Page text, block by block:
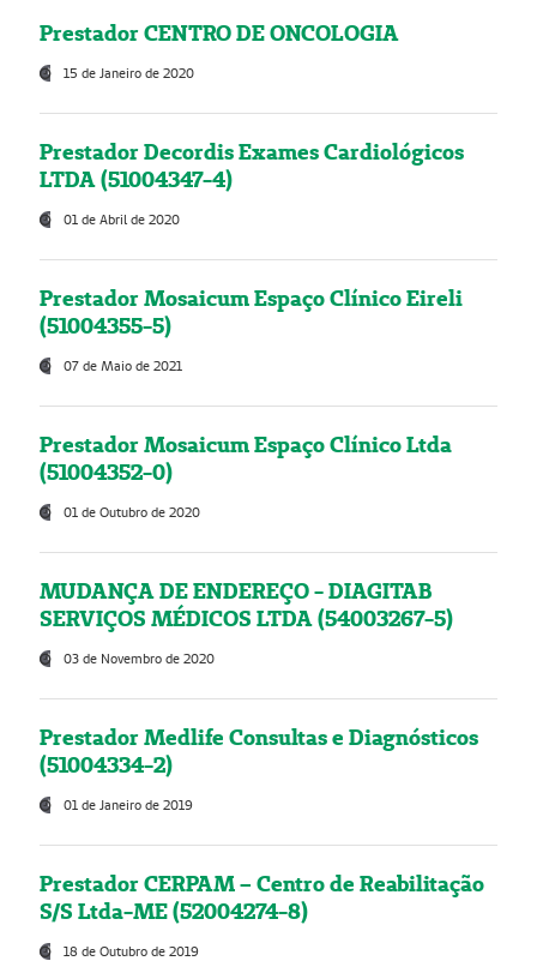
Prestador CENTRO DE ONCOLOGIA
15 de Janeiro de 2020
Prestador Decordis Exames Cardiológicos
LTDA (51004347-4)
01 de Abril de 2020
Prestador Mosaicum Espaço Clínico Eireli
(51004355-5)
07 de Maio de 2021
Prestador Mosaicum Espaço Clínico Ltda
(51004352-0)
01 de Outubro de 2020
MUDANÇA DE ENDEREÇO - DIAGITAB
SERVIÇOS MÉDICOS LTDA (54003267-5)
03 de Novembro de 2020
Prestador Medlife Consultas e Diagnósticos
(51004334-2)
01 de Janeiro de 2019
Prestador CERPAM – Centro de Reabilitação
S/S Ltda-ME (52004274-8)
18 de Outubro de 2019